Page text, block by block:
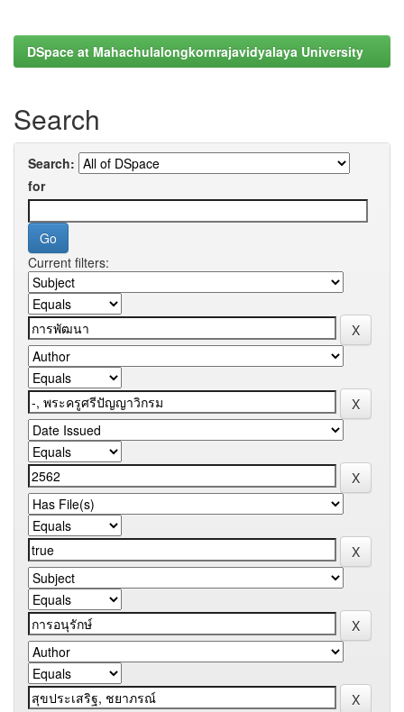
DSpace at Mahachulalongkornrajavidyalaya University
Search
Search:
for
Current filters: